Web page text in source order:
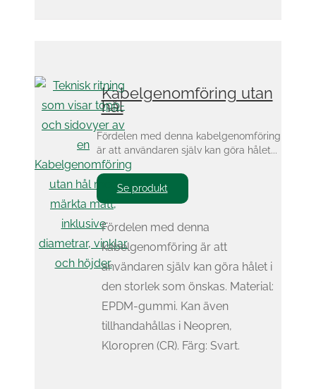
Kabelgenomföring utan
hål
Fördelen med denna kabelgenomföring
är att användaren själv kan göra hålet...
Se produkt
Fördelen med denna
kabelgenomföring är att
användaren själv kan göra hålet i
den storlek som önskas. Material:
EPDM-gummi. Kan även
tillhandahållas i Neopren,
Kloropren (CR). Färg: Svart.